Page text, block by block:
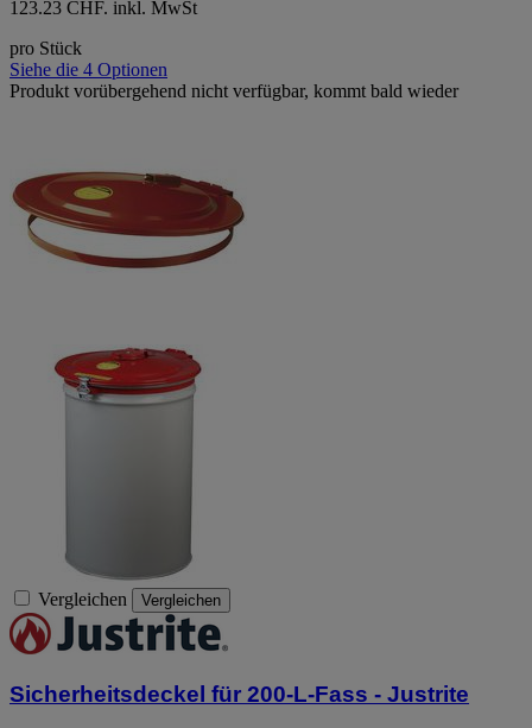
123.23 CHF. inkl. MwSt
pro Stück
Siehe die 4 Optionen
Produkt vorübergehend nicht verfügbar, kommt bald wieder
Vergleichen Vergleichen
Sicherheitsdeckel für 200-L-Fass - Justrite